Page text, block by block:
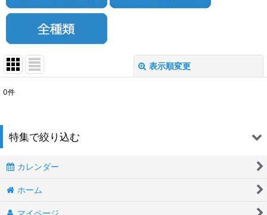
表示順変更
並び順:
0件
特集で絞り込む
BOX
ペン型
カレンダー
ホーム